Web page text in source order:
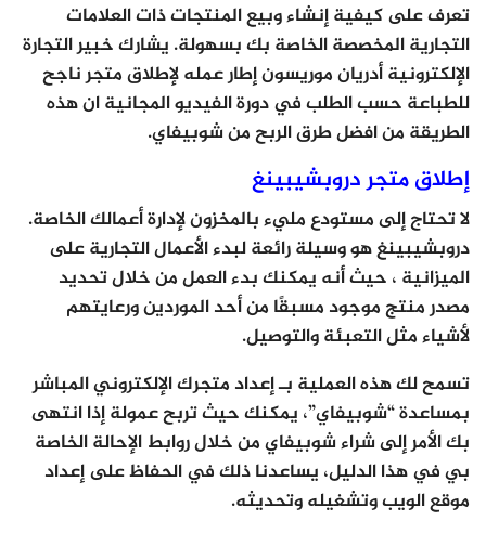
تعرف على كيفية إنشاء وبيع المنتجات ذات العلامات
التجارية المخصصة الخاصة بك بسهولة. يشارك خبير التجارة
الإلكترونية أدريان موريسون إطار عمله لإطلاق متجر ناجح
للطباعة حسب الطلب في دورة الفيديو المجانية ان هذه
الطريقة من افضل طرق الربح من شوبيفاي.
إطلاق متجر دروبشيبينغ
لا تحتاج إلى مستودع مليء بالمخزون لإدارة أعمالك الخاصة.
دروبشيبينغ هو وسيلة رائعة لبدء الأعمال التجارية على
الميزانية ، حيث أنه يمكنك بدء العمل من خلال تحديد
مصدر منتج موجود مسبقًا من أحد الموردين ورعايتهم
لأشياء مثل التعبئة والتوصيل.
تسمح لك هذه العملية بـ إعداد متجرك الإلكتروني المباشر
بمساعدة “شوبيفاي”، يمكنك حيث تربح عمولة إذا انتهى
بك الأمر إلى شراء شوبيفاي من خلال روابط الإحالة الخاصة
بي في هذا الدليل، يساعدنا ذلك في الحفاظ على إعداد
موقع الويب وتشغيله وتحديثه.